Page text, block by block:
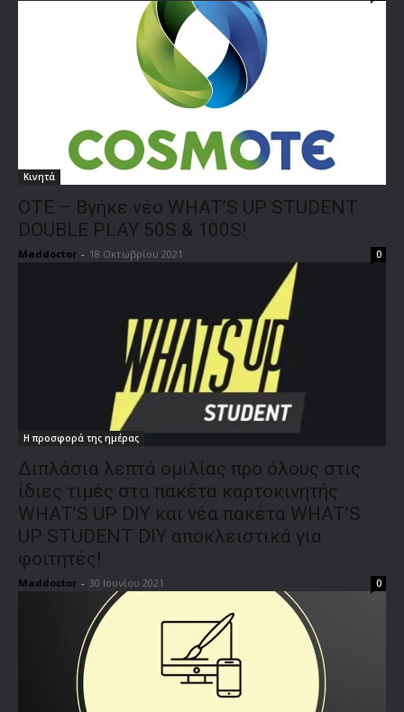
Κινητά
ΟΤΕ – Βγήκε νέο WHAT’S UP STUDENT
DOUBLE PLAY 50S & 100S!
Maddoctor - 18 Οκτωβρίου 2021 0
Η προσφορά της ημέρας
Διπλάσια λεπτά ομιλίας προ όλους στις
ίδιες τιμές στα πακέτα καρτοκινητής
WHAT’S UP DIY και νέα πακέτα WHAT’S
UP STUDENT DIY αποκλειστικά για
φοιτητές!
Maddoctor - 30 Ιουνίου 2021 0